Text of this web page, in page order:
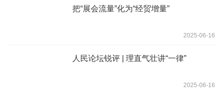
把“展会流量”化为“经贸增量”
2025-06-16
人民论坛锐评 | 理直气壮讲“一律”
2025-06-16